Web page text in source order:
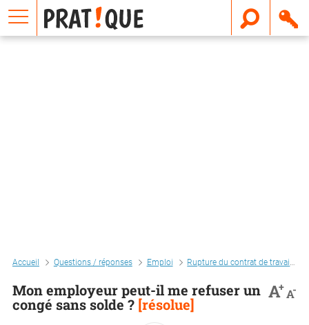
Accueil Questions / réponses Emploi Rupture du contrat de travail
Mon employeur peut-il me refuser un
congé sans solde ? [résolue]
A+A-
E
m
a